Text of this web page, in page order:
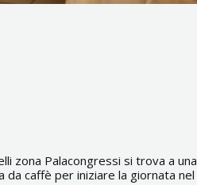
zona Palacongressi si trova a
da caffè per iniziare la giornata